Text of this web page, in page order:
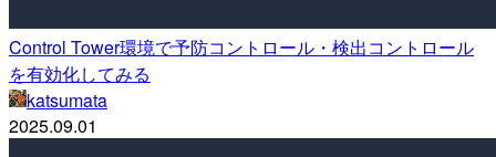
Control Tower環境で予防コントロール・検出コントロール
を有効化してみる
katsumata
2025.09.01